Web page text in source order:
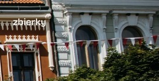
zbierky